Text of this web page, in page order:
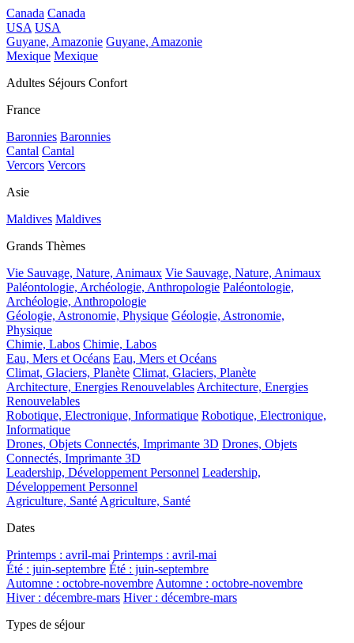
Canada Canada
USA USA
Guyane, Amazonie Guyane, Amazonie
Mexique Mexique
Adultes Séjours Confort
France
Baronnies Baronnies
Cantal Cantal
Vercors Vercors
Asie
Maldives Maldives
Grands Thèmes
Vie Sauvage, Nature, Animaux Vie Sauvage, Nature, Animaux
Paléontologie, Archéologie, Anthropologie Paléontologie,
Archéologie, Anthropologie
Géologie, Astronomie, Physique Géologie, Astronomie,
Physique
Chimie, Labos Chimie, Labos
Eau, Mers et Océans Eau, Mers et Océans
Climat, Glaciers, Planète Climat, Glaciers, Planète
Architecture, Energies Renouvelables Architecture, Energies
Renouvelables
Robotique, Electronique, Informatique Robotique, Electronique,
Informatique
Drones, Objets Connectés, Imprimante 3D Drones, Objets
Connectés, Imprimante 3D
Leadership, Développement Personnel Leadership,
Développement Personnel
Agriculture, Santé Agriculture, Santé
Dates
Printemps : avril-mai Printemps : avril-mai
Été : juin-septembre Été : juin-septembre
Automne : octobre-novembre Automne : octobre-novembre
Hiver : décembre-mars Hiver : décembre-mars
Types de séjour